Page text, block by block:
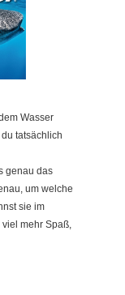
Wasser
tatsächlich
genau das
um welche
sie im
mehr Spaß,